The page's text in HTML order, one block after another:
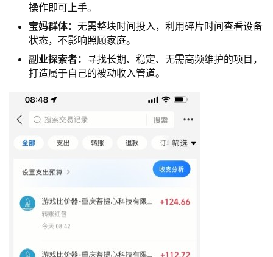
操作即可上手。
宝妈群体： 无需整块时间投入，利用碎片时间查看设备
状态，不影响照顾家庭。
副业探索者： 寻找长期、稳定、无需高频维护的项目，
打造属于自己的被动收入管道。